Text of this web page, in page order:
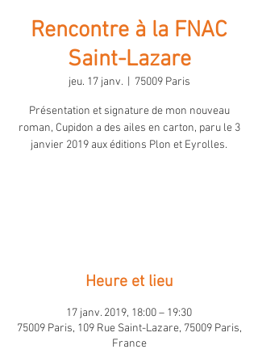
Rencontre à la FNAC
Saint-Lazare
jeu. 17 janv.
  |
75009 Paris
Présentation et signature de mon nouveau
roman, Cupidon a des ailes en carton, paru le 3
janvier 2019 aux éditions Plon et Eyrolles.
Heure et lieu
17 janv. 2019, 18:00 – 19:30
75009 Paris, 109 Rue Saint-Lazare, 75009 Paris,
France